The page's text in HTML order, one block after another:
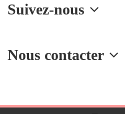
Nous contacter
Suivez-nous